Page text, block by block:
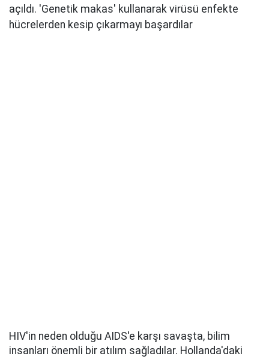
açıldı. 'Genetik makas' kullanarak virüsü enfekte
hücrelerden kesip çıkarmayı başardılar
HIV'in neden olduğu AIDS'e karşı savaşta, bilim
insanları önemli bir atılım sağladılar. Hollanda'daki